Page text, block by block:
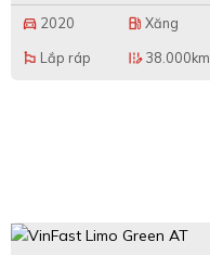
directions_car 2020 local_gas_station Xăng
emoji_flags Lắp ráp edit_road 38.000km